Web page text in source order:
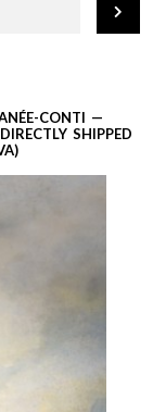
CONTI —
SHIPPED